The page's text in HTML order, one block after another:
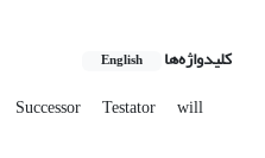
کلیدواژه‌ها English
Successor Testator will